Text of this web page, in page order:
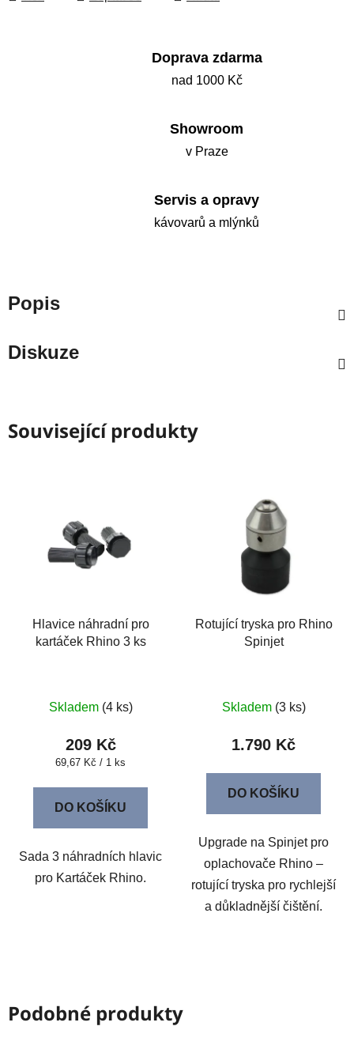
Doprava zdarma
nad 1000 Kč
Showroom
v Praze
Servis a opravy
kávovarů a mlýnků
Popis
Diskuze
Související produkty
Hlavice náhradní pro
kartáček Rhino 3 ks
Skladem (4 ks)
209 Kč
Měrná
69,67 Kč / 1 ks
DO KOŠÍKU
Sada 3 náhradních hlavic
pro Kartáček Rhino.
Rotující tryska pro Rhino
Spinjet
Skladem (3 ks)
1.790 Kč
DO KOŠÍKU
Upgrade na Spinjet pro
oplachovače Rhino –
rotující tryska pro rychlejší
a důkladnější čištění.
Podobné produkty